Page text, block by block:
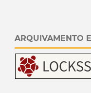
ARQUIVAMENTO